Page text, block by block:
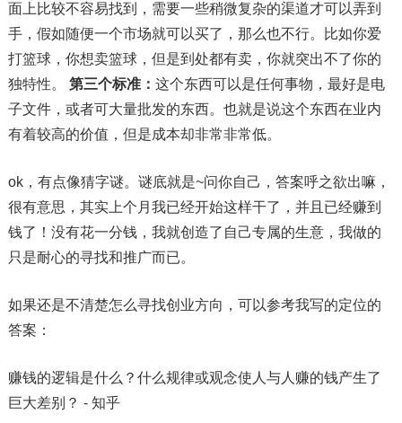
面上比较不容易找到，需要一些稍微复杂的渠道才可以弄到
手，假如随便一个市场就可以买了，那么也不行。比如你爱
打篮球，你想卖篮球，但是到处都有卖，你就突出不了你的
独特性。 第三个标准： 这个东西可以是任何事物，最好是电
子文件，或者可大量批发的东西。也就是说这个东西在业内
有着较高的价值，但是成本却非常非常低。
ok，有点像猜字谜。谜底就是~问你自己，答案呼之欲出嘛，
很有意思，其实上个月我已经开始这样干了，并且已经赚到
钱了！没有花一分钱，我就创造了自己专属的生意，我做的
只是耐心的寻找和推广而已。
如果还是不清楚怎么寻找创业方向，可以参考我写的定位的
答案：
赚钱的逻辑是什么？什么规律或观念使人与人赚的钱产生了
巨大差别？ - 知乎